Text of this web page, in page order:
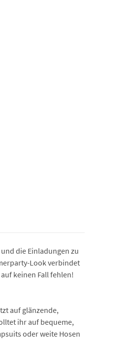
die Einladungen zu
Look verbindet
keinen Fall fehlen!
auf glänzende,
ihr auf bequeme,
oder weite Hosen